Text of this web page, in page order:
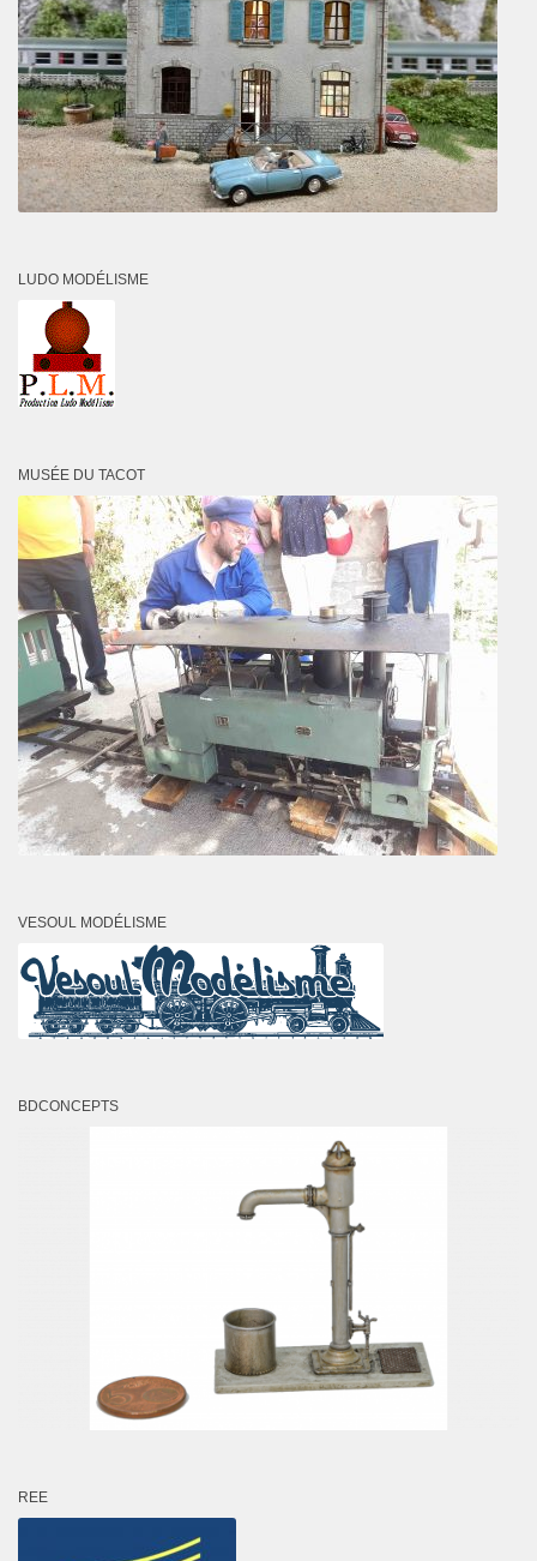
LUDO MODÉLISME
MUSÉE DU TACOT
VESOUL MODÉLISME
BDCONCEPTS
REE